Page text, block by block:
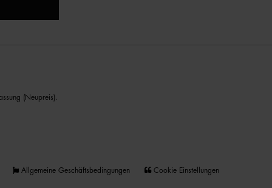
(Neupreis).
Allgemeine Geschäftsbedingungen Cookie Einstellungen